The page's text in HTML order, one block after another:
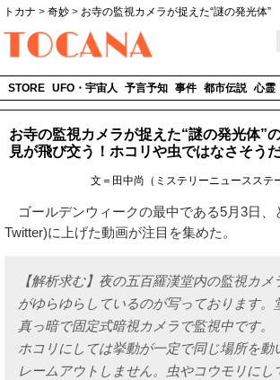
トカナ > 奇妙 > お寺の監視カメラが捉えた“謎の発光体”
STORE UFO・宇宙人 予言予知 事件 都市伝説 心霊
お寺の監視カメラが捉えた“謎の発光体”
見が飛び交う！ホコリや虫ではなさそう
文＝田中尚（ミステリーニュースステ
ゴールデンウィークの最中である5月3日、
Twitter)に上げた動画が注目を集めた。
【解析求む】夜の五百羅漢堂内の監視カ
がゆらゆらしているのが写っております。
真っ暗で固定式暗視カメラで監視中です。
ホコリにしては挙動が一定で同じ場所を動
レームアウトしません。虫やコウモリにし